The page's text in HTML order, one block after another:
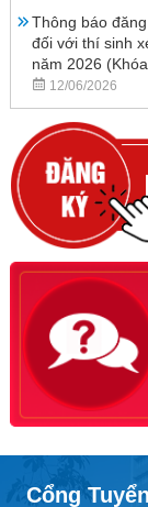
Thông báo
đối với thí sinh
năm 2026
12/06/2026
Cổng